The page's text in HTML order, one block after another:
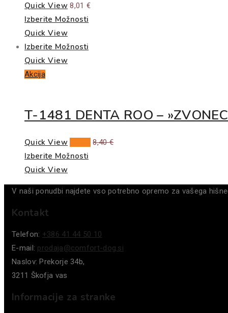
Quick View 8,01 €
Izberite Možnosti
Quick View
Izberite Možnosti
Quick View
Akcija
T-1481 DENTA ROO –
Quick View 8,40€
Izberite Možnosti
Quick View
V naši ponudbi najdete vso potrebno opremo za vašega
Kontakt
Telefon: +386 41 44 50 10
E-mail: prodaja@comfort-dog.si
Naslov: Prekorje 34b,
3211 Škofja vas
Informacije za stranke